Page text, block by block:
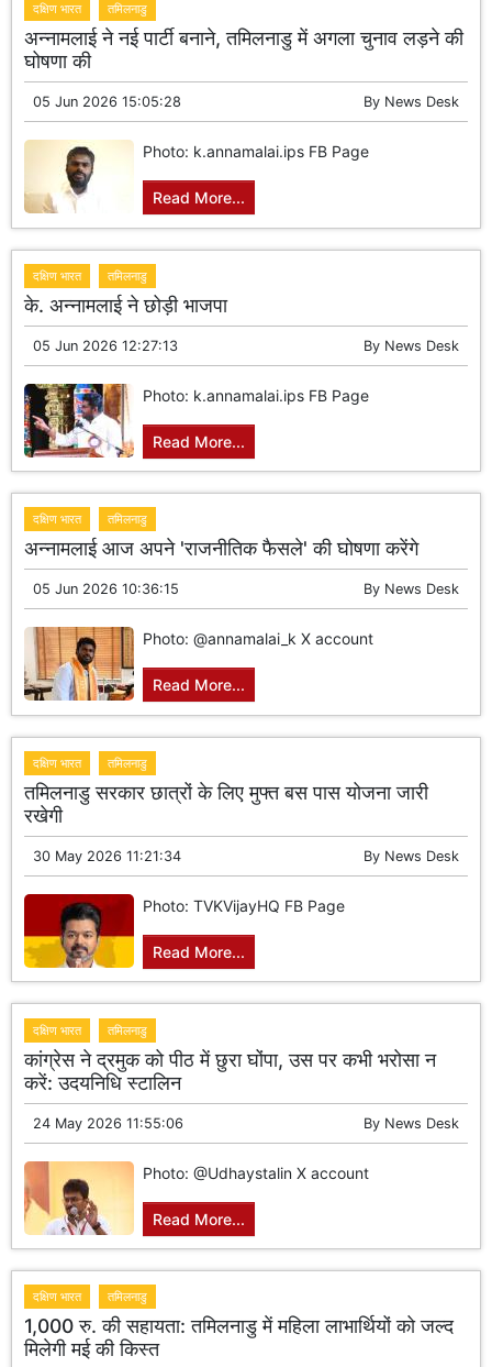
दक्षिण भारत तमिलनाडु
अन्नामलाई ने नई पार्टी बनाने, तमिलनाडु में अगला चुनाव लड़ने की
घोषणा की
05 Jun 2026 15:05:28 By News Desk
Photo: k.annamalai.ips FB Page
Read More...
दक्षिण भारत तमिलनाडु
के. अन्नामलाई ने छोड़ी भाजपा
05 Jun 2026 12:27:13 By News Desk
Photo: k.annamalai.ips FB Page
Read More...
दक्षिण भारत तमिलनाडु
अन्नामलाई आज अपने 'राजनीतिक फैसले' की घोषणा करेंगे
05 Jun 2026 10:36:15 By News Desk
Photo: @annamalai_k X account
Read More...
दक्षिण भारत तमिलनाडु
तमिलनाडु सरकार छात्रों के लिए मुफ्त बस पास योजना जारी
रखेगी
30 May 2026 11:21:34 By News Desk
Photo: TVKVijayHQ FB Page
Read More...
दक्षिण भारत तमिलनाडु
कांग्रेस ने द्रमुक को पीठ में छुरा घोंपा, उस पर कभी भरोसा न
करें: उदयनिधि स्टालिन
24 May 2026 11:55:06 By News Desk
Photo: @Udhaystalin X account
Read More...
दक्षिण भारत तमिलनाडु
1,000 रु. की सहायता: तमिलनाडु में महिला लाभार्थियों को जल्द
मिलेगी मई की किस्त